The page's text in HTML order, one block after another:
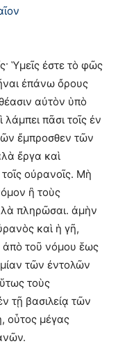
Ὑμεῖς ἐστε τὸ φῶς
ἐπάνω ὄρους
αὐτὸν ὑπὸ
λάμπει πᾶσι τοῖς ἐν
ἔμπροσθεν τῶν
ἔργα καὶ
οὐρανοῖς. Μὴ
ἢ τοὺς
πληρῶσαι. ἀμὴν
καὶ ἡ γῆ,
ἀπὸ τοῦ νόμου ἕως
τῶν ἐντολῶν
τοὺς
τῇ βασιλείᾳ τῶν
οὗτος μέγας